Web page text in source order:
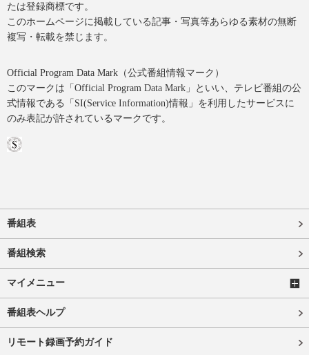
たは登録商標です。
このホームページに掲載している記事・写真等あらゆる素材の無断
複写・転載を禁じます。
Official Program Data Mark（公式番組情報マーク）
このマークは「Official Program Data Mark」といい、テレビ番組の公
式情報である「SI(Service Information)情報」を利用したサービスに
のみ表記が許されているマークです。
番組表
番組検索
マイメニュー
番組表ヘルプ
リモート録画予約ガイド